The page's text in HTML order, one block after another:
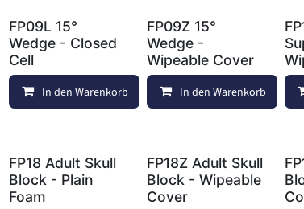
FP09L 15°
Wedge - Closed
Cell
In den Warenkorb Auf die Wunschliste
FP09Z 15°
Wedge -
Wipeable Cover
In den Warenkorb
FP18 Adult Skull
Block - Plain
Foam
FP18Z Adult Skull
Block - Wipeable
Cover